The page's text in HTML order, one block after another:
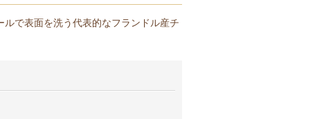
で表面を洗う代表的なフランドル産チ